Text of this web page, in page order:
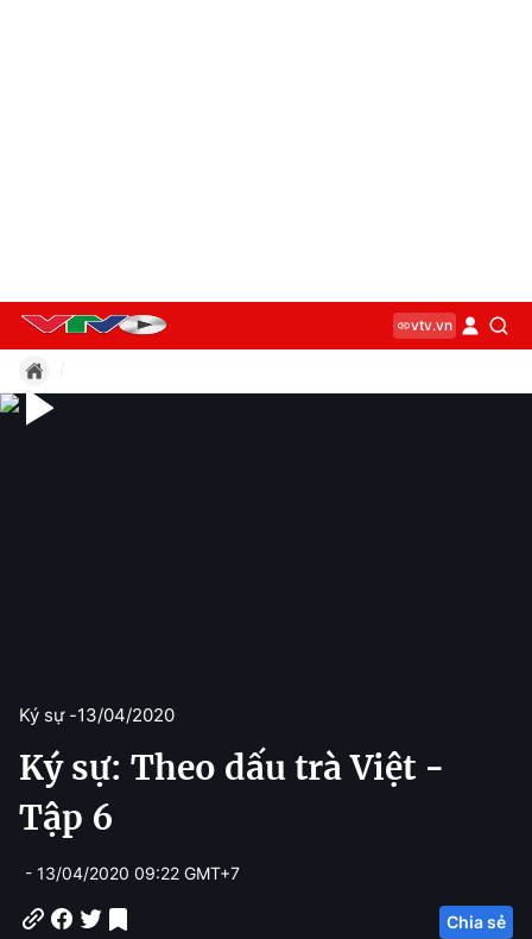
vtv.vn
Ký sự -13/04/2020
Ký sự: Theo dấu trà Việt -
Tập 6
- 13/04/2020 09:22 GMT+7
Chia sẻ